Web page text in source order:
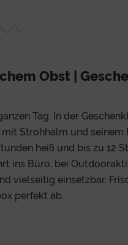
Obst |
Tag. In der
Strohhalm und seinem
heiß und bis zu 12
ins Büro, bei
vielseitig einsetzbar.
perfekt ab.